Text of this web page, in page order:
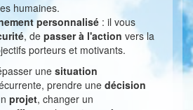
humaines.
personnalisé : il vous
, de passer à l'action vers la
porteurs et motivants.
une situation
prendre une décision
projet, changer un